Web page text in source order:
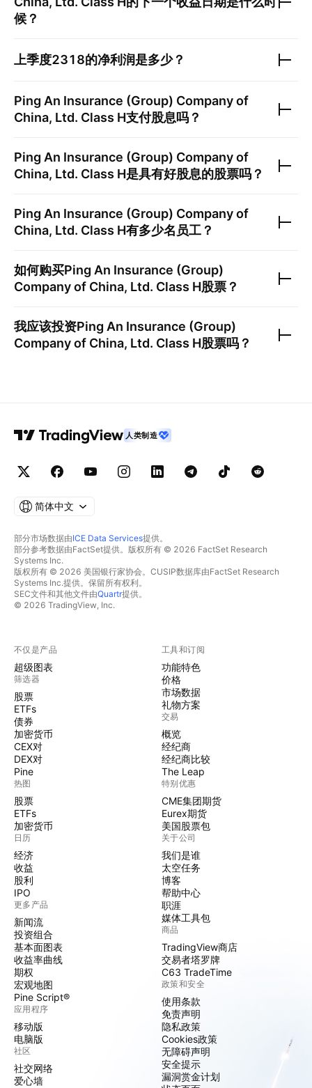
候？
上季度2318的净利润是多少？
Ping An Insurance (Group) Company of
China, Ltd. Class H支付股息吗？
Ping An Insurance (Group) Company of
China, Ltd. Class H是具有好股息的股票吗？
Ping An Insurance (Group) Company of
China, Ltd. Class H有多少名员工？
如何购买Ping An Insurance (Group)
Company of China, Ltd. Class H股票？
我应该投资Ping An Insurance (Group)
Company of China, Ltd. Class H股票吗？
人类制造
简体中文
部分市场数据由ICE Data Services提供。
部分参考数据由FactSet提供。版权所有 © 2026 FactSet Research
Systems Inc.
版权所有 © 2026 美国银行家协会。CUSIP数据库由FactSet Research
Systems Inc.提供。保留所有权利。
SEC文件和其他文件由Quartr提供。
© 2026 TradingView, Inc.
不仅是产品
超级图表
筛选器
股票
ETFs
债券
加密货币
CEX对
DEX对
Pine
热图
股票
ETFs
加密货币
日历
经济
收益
股利
IPO
更多产品
新闻流
投资组合
基本面图表
收益率曲线
期权
宏观地图
Pine Script®
应用程序
移动版
电脑版
社区
社交网络
爱心墙
工具和订阅
功能特色
价格
市场数据
礼物方案
交易
概览
经纪商
经纪商比较
The Leap
特别优惠
CME集团期货
Eurex期货
美国股票包
关于公司
我们是谁
太空任务
博客
帮助中心
职涯
媒体工具包
商品
TradingView商店
交易者塔罗牌
C63 TradeTime
政策和安全
使用条款
免责声明
隐私政策
Cookies政策
无障碍声明
安全提示
漏洞赏金计划